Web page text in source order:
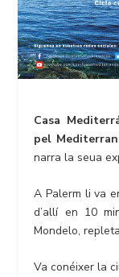
Casa
pel
narra la seua
A Palerm li va
d’allí en 10
Mondelo,
Va conéixer la